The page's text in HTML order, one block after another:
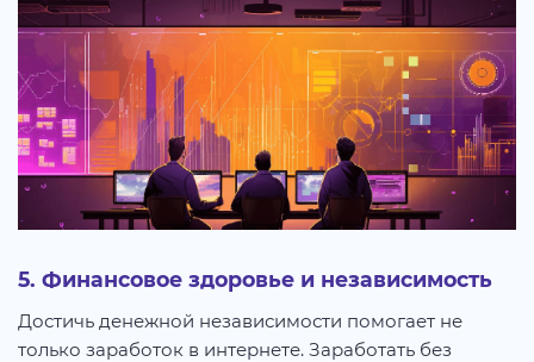
5. Финансовое здоровье и независимость
Достичь денежной независимости помогает не
только заработок в интернете. Заработать без